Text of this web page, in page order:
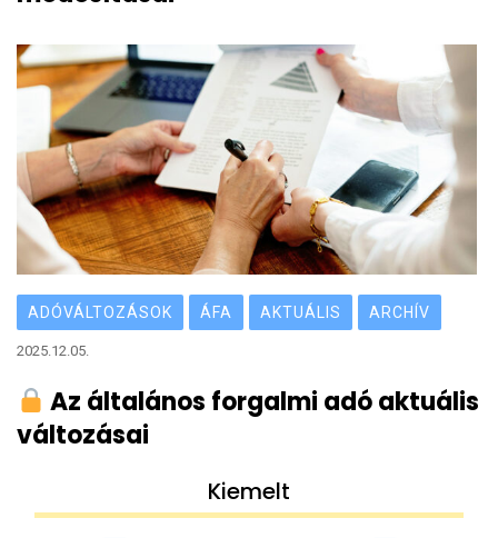
ADÓVÁLTOZÁSOK ÁFA AKTUÁLIS ARCHÍV
2025.12.05.
Az általános forgalmi adó aktuális
változásai
Kiemelt